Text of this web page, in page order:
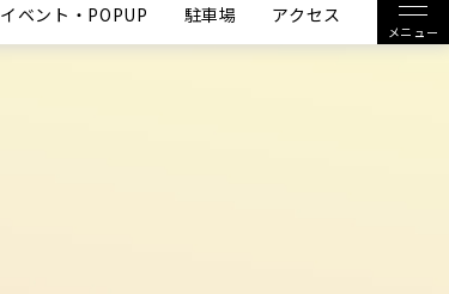
イベント・POPUP 駐車場 アクセス
メニュー